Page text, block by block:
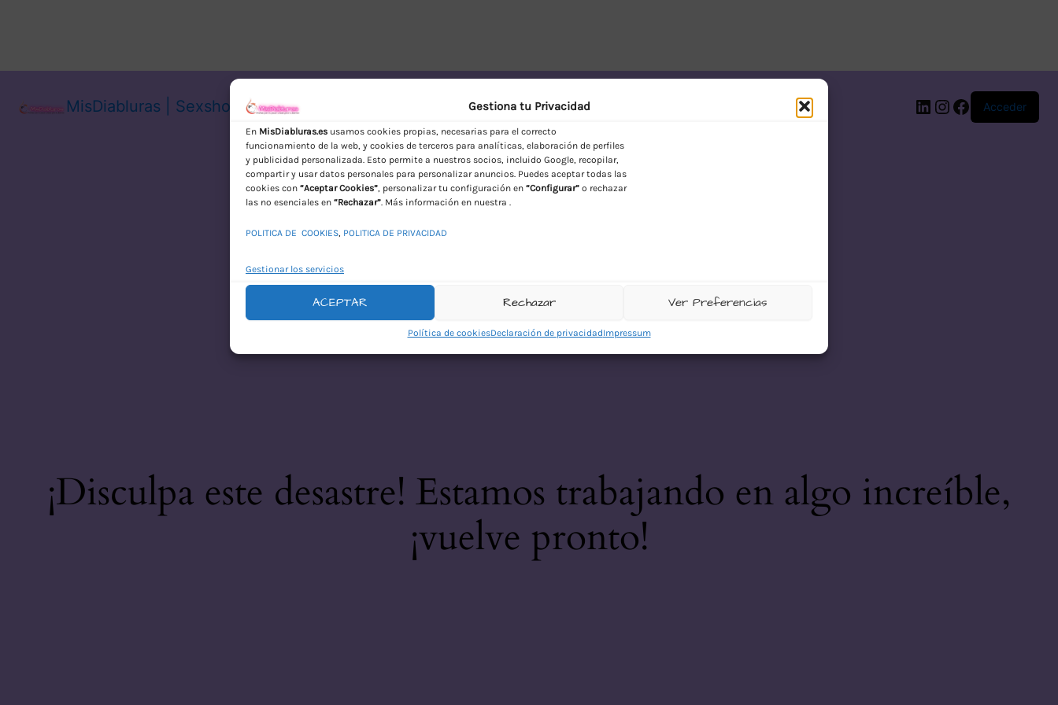
Gestiona tu Privacidad
En MisDiabluras.es usamos cookies propias, necesarias para el correcto
funcionamiento de la web, y cookies de terceros para analíticas, elaboración de perfiles
y publicidad personalizada. Esto permite a nuestros socios, incluido Google, recopilar,
compartir y usar datos personales para personalizar anuncios. Puedes aceptar todas las
cookies con “Aceptar Cookies”, personalizar tu configuración en “Configurar” o rechazar
las no esenciales en “Rechazar”. Más información en nuestra .
POLITICA DE COOKIES, POLITICA DE PRIVACIDAD
Gestionar los servicios
ACEPTAR Rechazar Ver Preferencias
Política de cookiesDeclaración de privacidadImpressum
MisDiabluras | Sexshop Online con Envío Discreto en España
LinkedIn
Instagram
Facebook
Acceder
¡Disculpa este desastre! Estamos trabajando en algo increíble,
¡vuelve pronto!